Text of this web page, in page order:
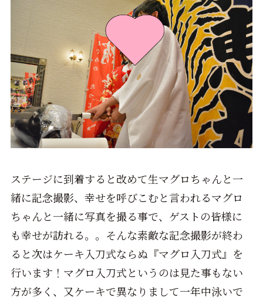
ステージに到着すると改めて生マグロちゃんと一
緒に記念撮影、幸せを呼びこむと言われるマグロ
ちゃんと一緒に写真を撮る事で、ゲストの皆様に
も幸せが訪れる。。そんな素敵な記念撮影が終わ
ると次はケーキ入刀式ならぬ『マグロ入刀式』を
行います！マグロ入刀式というのは見た事もない
方が多く、又ケーキで異なりまして一年中泳いで